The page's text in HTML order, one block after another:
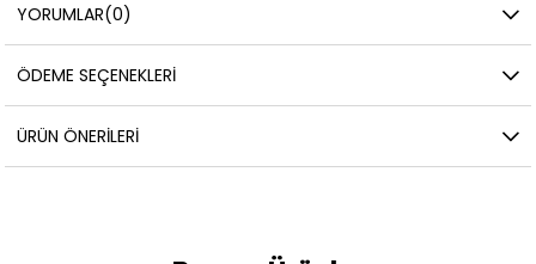
YORUMLAR(0)
ÖDEME SEÇENEKLERI
ÜRÜN ÖNERILERI